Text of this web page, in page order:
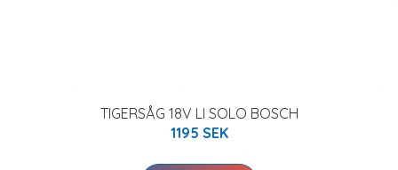
TIGERSÅG 18V LI SOLO BOSCH
1195 SEK